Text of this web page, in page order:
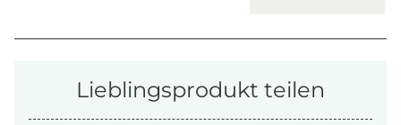
Lieblingsprodukt teilen